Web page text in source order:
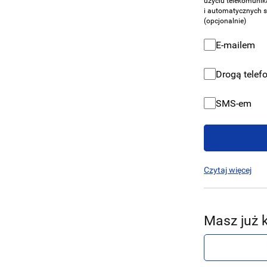
i automatycznych
(opcjonalnie)
Zgoda na
E-mailem
Zgoda na
Drogą
Zgoda na
SMS-em
Czytaj więcej
Masz już